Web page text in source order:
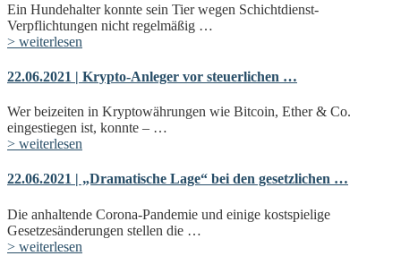
Ein Hundehalter konnte sein Tier wegen Schichtdienst-
Verpflichtungen nicht regelmäßig …
> weiterlesen
22.06.2021 | Krypto-Anleger vor steuerlichen …
Wer beizeiten in Kryptowährungen wie Bitcoin, Ether & Co.
eingestiegen ist, konnte – …
> weiterlesen
22.06.2021 | „Dramatische Lage“ bei den gesetzlichen …
Die anhaltende Corona-Pandemie und einige kostspielige
Gesetzesänderungen stellen die …
> weiterlesen